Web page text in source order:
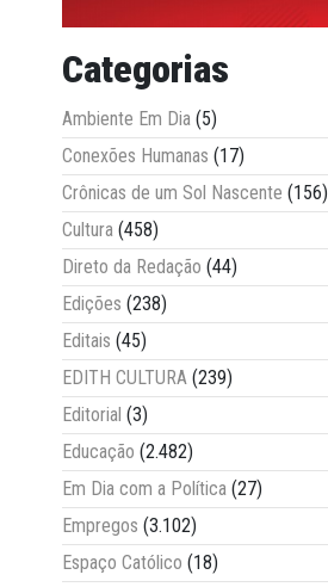
Categorias
Ambiente Em Dia (5)
Conexões Humanas (17)
Crônicas de um Sol Nascente (156)
Cultura (458)
Direto da Redação (44)
Edições (238)
Editais (45)
EDITH CULTURA (239)
Editorial (3)
Educação (2.482)
Em Dia com a Política (27)
Empregos (3.102)
Espaço Católico (18)